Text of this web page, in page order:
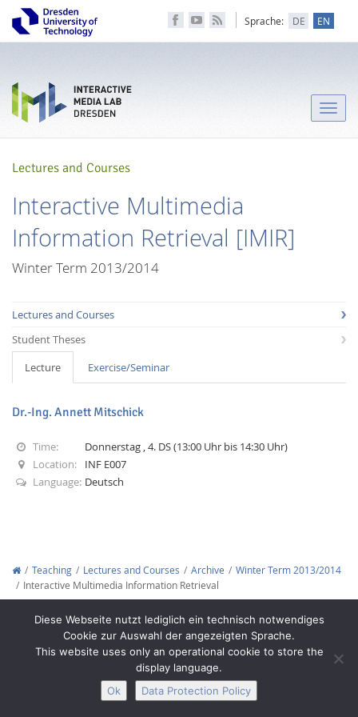
Sprache: DE EN
Interactive Media
Toggle
Lectures and Courses
Interactive Multimedia
Information Retrieval [IMIR]
Winter Term 2013/2014
Lectures and Courses
Student Theses
Lecture
Exercise/Seminar
Dr.-Ing. Annett Mitschick
Time:
Donnerstag , 4. DS (13:00 Uhr bis 14:30 Uhr)
Location:
INF E007
Language: Deutsch
Teaching Lectures and Courses Archive
Winter Term 2013/2014
Interactive Multimedia Information Retrieval
Diese Webseite nutzt lediglich ein technisch notwendiges
Cookie zur Auswahl der angezeigten Sprache.
This website uses only an operational cookie to store the
display language.
Ok
Data Protection Policy